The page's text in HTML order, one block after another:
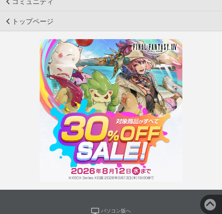
トップページ
パソコン版へ